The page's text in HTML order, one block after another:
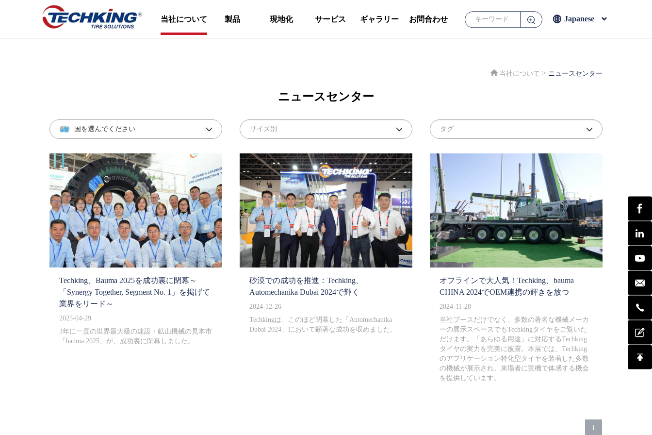
当社について 製品 現地化 サービス ギャラリー お問合わせ Japanese
Japanese
当社について > ニュースセンター
ニュースセンター
国を選んでください
Techking、Bauma 2025を成功裏に閉幕～
「Synergy Together, Segment No. 1」を掲げて
業界をリード～
2025-04-29
3年に一度の世界最大級の建設・鉱山機械の見本市
「bauma 2025」が、成功裏に閉幕しました。
砂漠での成功を推進：Techking、
Automechanika Dubai 2024で輝く
2024-12-26
Techkingは、このほど閉幕した「Automechanika
Dubai 2024」において顕著な成功を収めました。
オフラインで大人気！Techking、bauma
CHINA 2024でOEM連携の輝きを放つ
2024-11-28
当社ブースだけでなく、多数の著名な機械メーカ
ーの展示スペースでもTechkingタイヤをご覧いた
だけます。「あらゆる用途」に対応するTechking
タイヤの実力を完美に披露。本展では、Techking
のアプリケーション特化型タイヤを装着した多数
の機械が展示され、来場者に実機で体感する機会
を提供しています。
1